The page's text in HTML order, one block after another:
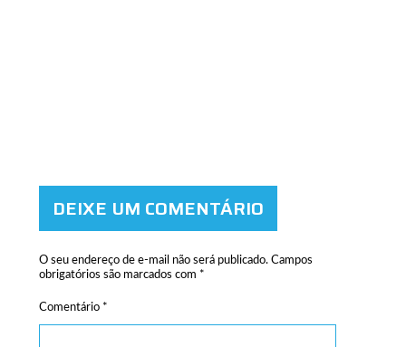
DEIXE UM COMENTÁRIO
O seu endereço de e-mail não será publicado. Campos
obrigatórios são marcados com *
Comentário *